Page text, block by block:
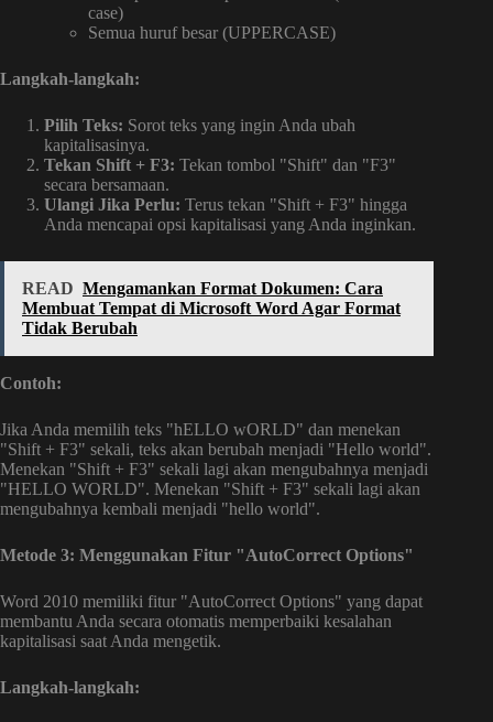
case)
Semua huruf besar (UPPERCASE)
Langkah-langkah:
Pilih Teks: Sorot teks yang ingin Anda ubah
kapitalisasinya.
Tekan Shift + F3: Tekan tombol "Shift" dan "F3"
secara bersamaan.
Ulangi Jika Perlu: Terus tekan "Shift + F3" hingga
Anda mencapai opsi kapitalisasi yang Anda inginkan.
READ Mengamankan Format Dokumen: Cara
Membuat Tempat di Microsoft Word Agar Format
Tidak Berubah
Contoh:
Jika Anda memilih teks "hELLO wORLD" dan menekan
"Shift + F3" sekali, teks akan berubah menjadi "Hello world".
Menekan "Shift + F3" sekali lagi akan mengubahnya menjadi
"HELLO WORLD". Menekan "Shift + F3" sekali lagi akan
mengubahnya kembali menjadi "hello world".
Metode 3: Menggunakan Fitur "AutoCorrect Options"
Word 2010 memiliki fitur "AutoCorrect Options" yang dapat
membantu Anda secara otomatis memperbaiki kesalahan
kapitalisasi saat Anda mengetik.
Langkah-langkah: